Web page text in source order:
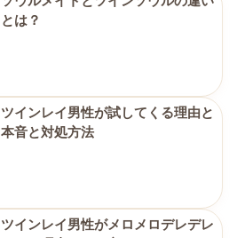
とは？
ツインレイ男性が試してくる理由と
本音と対処方法
ツインレイ男性がメロメロデレデレ